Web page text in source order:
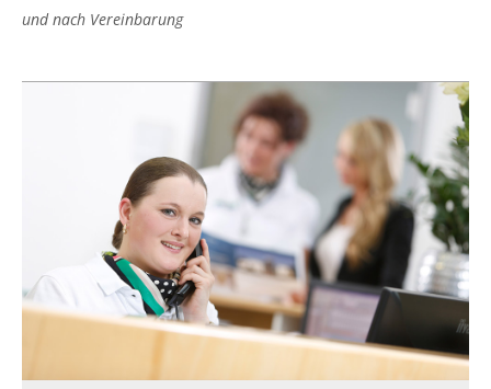
und nach Vereinbarung